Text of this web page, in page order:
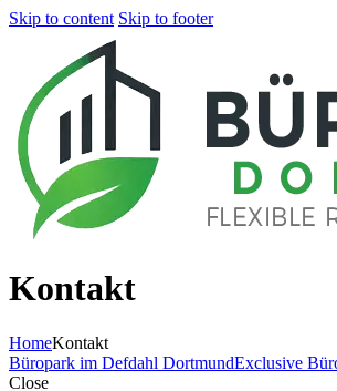
Skip to content Skip to footer
Kontakt
HomeKontakt
Büropark im Defdahl DortmundExclusive
Close